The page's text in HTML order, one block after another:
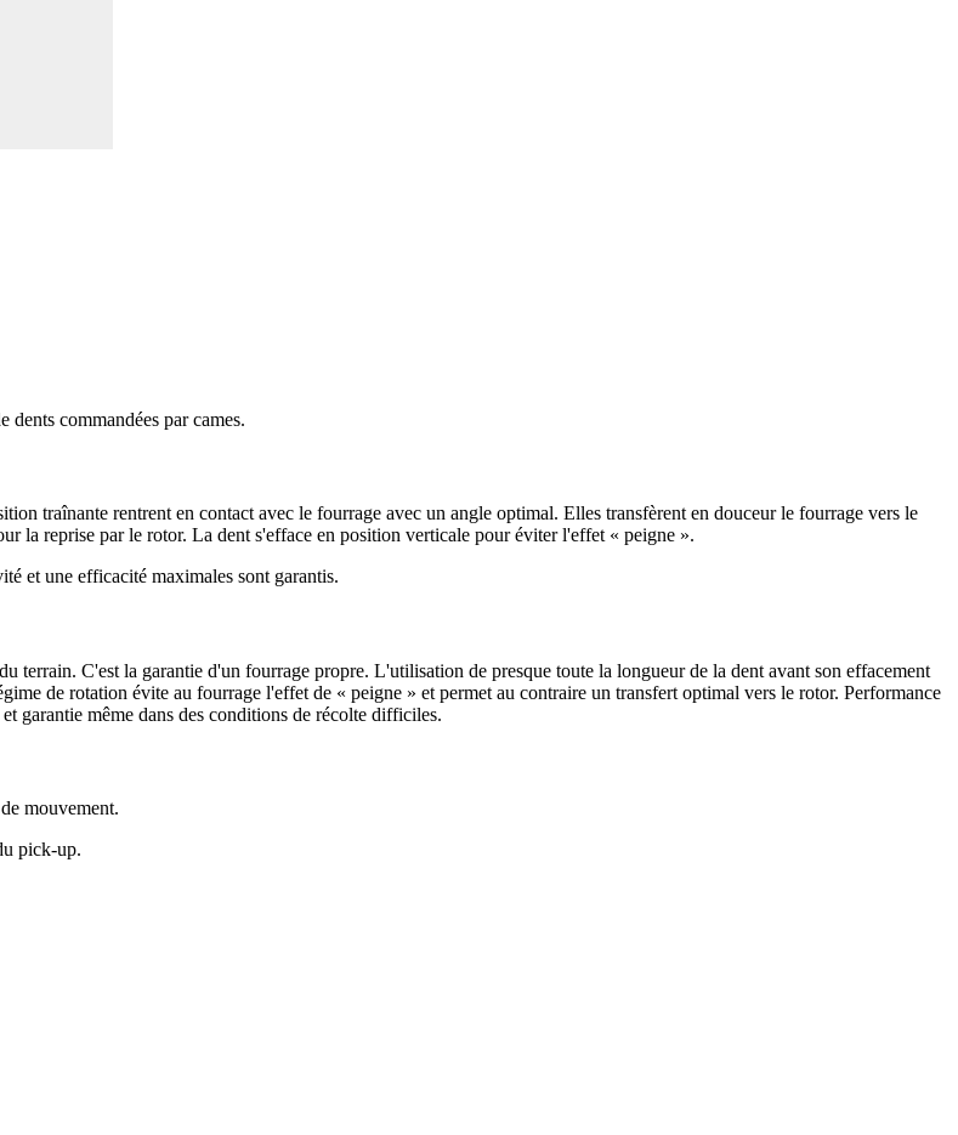
dents commandées par cames.
traînante rentrent en contact avec le fourrage avec un angle optimal. Elles transfèrent en douceur le fourrage vers le
la reprise par le rotor. La dent s'efface en position verticale pour éviter l'effet « peigne ».
et une efficacité maximales sont garantis.
terrain. C'est la garantie d'un fourrage propre. L'utilisation de presque toute la longueur de la dent avant son effacement
de rotation évite au fourrage l'effet de « peigne » et permet au contraire un transfert optimal vers le rotor. Performance
garantie même dans des conditions de récolte difficiles.
mouvement.
pick-up.